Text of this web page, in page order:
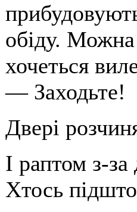
обіду. Можна
хочеться
— Заходьте!
Двері
І раптом з-
Хтось